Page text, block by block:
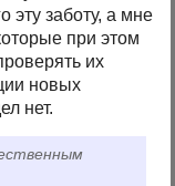
эту заботу, а мне
при этом
их
новых
нет.